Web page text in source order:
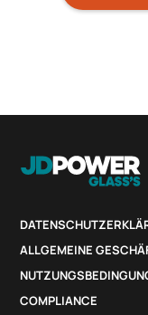
ALLGEMEINE
COMPLIANCE